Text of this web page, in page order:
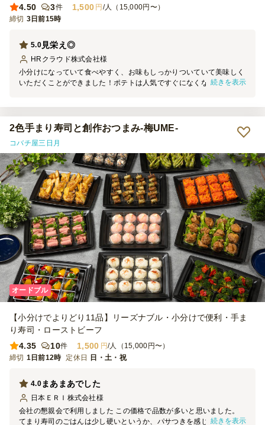
4.50
3件 1,500 円/人（15,000円〜）
締切 3日前15時
見栄え◎
5.0
HRクラウド株式会社様
小分けになっていて食べやすく、お味もしっかりついていて美味しく
いただくことができました！ポテトは人気ですぐになくなりました。
続きを表示
2色手まり寿司と創作おつまみ‐梅UME‐
コバチ屋三日月
オードブル
【小分けでよりどり11品】リーズナブル・小分けで便利・手ま
り寿司・ローストビーフ
4.35
10件 1,500 円/人（15,000円〜）
締切 1日前12時 定休日 日・土・祝
まあまあでした
4.0
日本ＥＲＩ株式会社様
会社の懇親会で利用しました この価格で品数が多いと思いました。
てまり寿司のごはんは少し硬いというか、パサつきを感じました。
続きを表示